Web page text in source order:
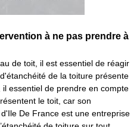
à ne pas prendre à
de toit, il est essentiel de réagir
de la toiture présente
essentiel de prendre en compte
le toit, car son
De France est une entreprise